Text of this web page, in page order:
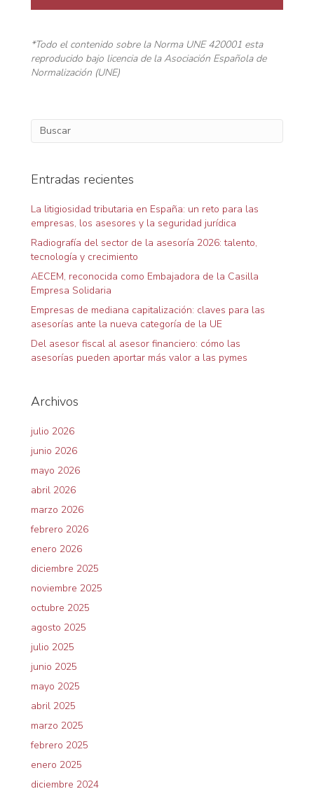
*Todo el contenido sobre la Norma UNE 420001 esta
reproducido bajo licencia de la Asociación Española de
Normalización (UNE)
Entradas recientes
La litigiosidad tributaria en España: un reto para las
empresas, los asesores y la seguridad jurídica
Radiografía del sector de la asesoría 2026: talento,
tecnología y crecimiento
AECEM, reconocida como Embajadora de la Casilla
Empresa Solidaria
Empresas de mediana capitalización: claves para las
asesorías ante la nueva categoría de la UE
Del asesor fiscal al asesor financiero: cómo las
asesorías pueden aportar más valor a las pymes
Archivos
julio 2026
junio 2026
mayo 2026
abril 2026
marzo 2026
febrero 2026
enero 2026
diciembre 2025
noviembre 2025
octubre 2025
agosto 2025
julio 2025
junio 2025
mayo 2025
abril 2025
marzo 2025
febrero 2025
enero 2025
diciembre 2024